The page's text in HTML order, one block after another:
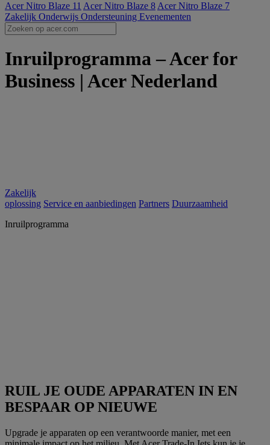
Acer Nitro Blaze 11 Acer Nitro Blaze 8 Acer Nitro Blaze 7
Zakelijk Onderwijs Ondersteuning Evenementen
Inruilprogramma – Acer for
Business | Acer Nederland
Zakelijk
oplossing Service en aanbiedingen Partners Duurzaamheid
Inruilprogramma
RUIL JE OUDE APPARATEN IN EN
BESPAAR OP NIEUWE
Upgrade je apparaten op een verantwoorde manier, met een